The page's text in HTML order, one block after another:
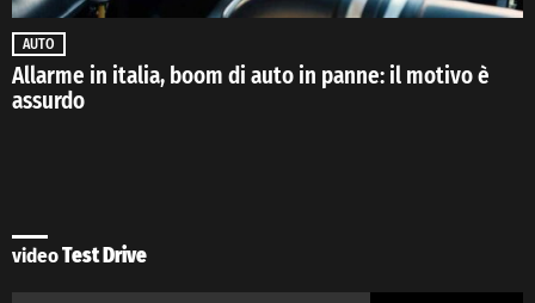
AUTO
Allarme in italia, boom di auto in panne: il motivo è
assurdo
videoTest Drive